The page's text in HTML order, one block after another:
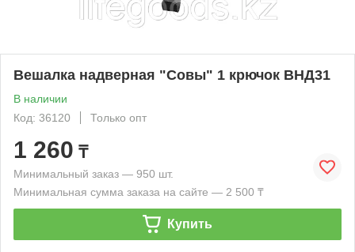
Вешалка надверная "Совы" 1 крючок ВНД31
В наличии
Код: 36120
Только опт
1 260 ₸
Минимальный заказ — 950 шт.
Минимальная сумма заказа на сайте — 2 500 ₸
Купить